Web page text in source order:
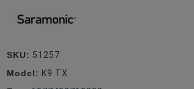
SKU: 51257
Model: K9 TX